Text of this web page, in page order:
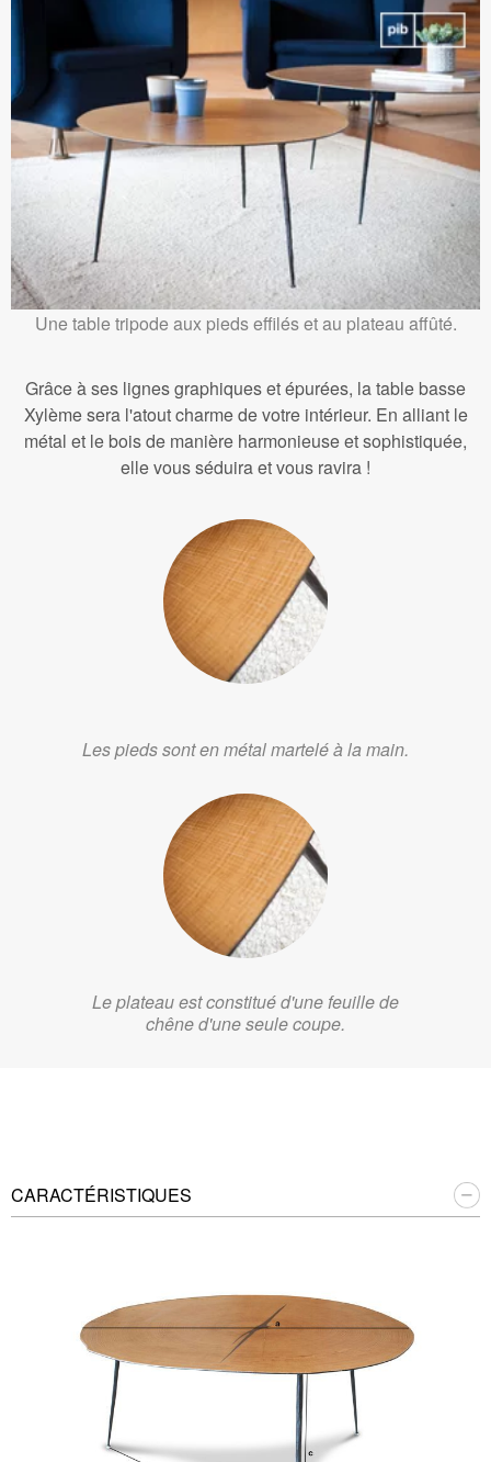
Une table tripode aux pieds effilés et au plateau affûté.
Grâce à ses lignes graphiques et épurées, la table basse
Xylème sera l'atout charme de votre intérieur. En alliant le
métal et le bois de manière harmonieuse et sophistiquée,
elle vous séduira et vous ravira !
Les pieds sont en métal martelé à la main.
Le plateau est constitué d'une feuille de
chêne d'une seule coupe.
CARACTÉRISTIQUES